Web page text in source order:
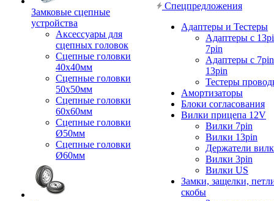
Замковые сцепные
устройства
Аксессуары для
сцепных головок
Сцепные головки
40x40мм
Сцепные головки
50x50мм
Сцепные головки
60x60мм
Сцепные головки
Ø50мм
Сцепные головки
Ø60мм
Спецпредложения
Адаптеры и Тестеры
Адаптеры с
7pin
Адаптеры с
13pin
Тестеры
Амортизаторы
Блоки согласования
Вилки прицепа 12V
Вилки 7pin
Вилки 13pin
Держатели
Вилки 3pin
Вилки US
Замки, защелки,
скобы